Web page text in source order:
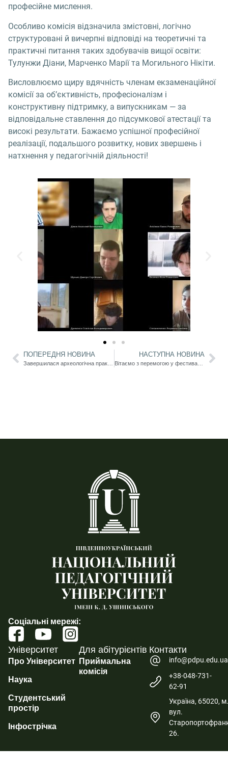
професійне мислення.
Особливо комісія відзначила змістовні, логічно
структуровані й вичерпні відповіді на теоретичні та
практичні питання таких здобувачів вищої освіти:
Тулунжи Діани, Марченко Марії та Могильного Нікіти.
Висловлюємо щиру вдячність членам екзаменаційної
комісії за об’єктивність, професіоналізм і
конструктивну підтримку, а випускникам — за
відповідальне ставлення до підсумкової атестації та
високі результати. Бажаємо успішної професійної
реалізації, подальшого розвитку, нових звершень і
натхнення у педагогічній діяльності!
ПОПЕРЕДНЯ НОВИНА НАСТУПНА НОВИНА
Вітаємо з перемогою у фестивалі-конкурсі «Червона калина»!
Соціальні мережі:
Університет
Про Університет
Наука
Студентський
простір
Інфострічка
Для абітурієнтів
Приймальна
комісія
Контакти
info@pdpu.edu.ua
+38-048-731-
62-91
Україна, 65020,
вул.
26.